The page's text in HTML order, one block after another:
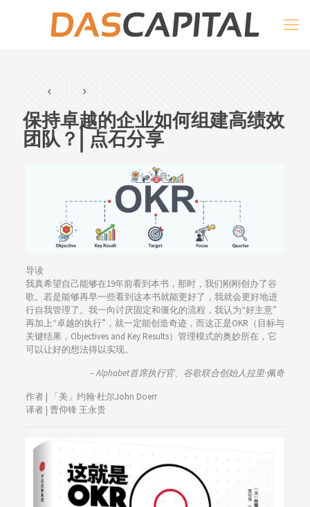
保持卓越的企业如何组建高绩效
团队？| 点石分享
导读
我真希望自己能够在19年前看到本书，那时，我们刚刚创办了谷
歌。若是能够再早一些看到这本书就能更好了，我就会更好地进
行自我管理了。我一向讨厌固定和僵化的流程，我认为“好主意”
再加上“卓越的执行”，就一定能创造奇迹，而这正是OKR（目标与
关键结果，Objectives and Key Results）管理模式的奥妙所在，它
可以让好的想法得以实现。
– Alphabet首席执行官、谷歌联合创始人拉里·佩奇
作者 | 「美」约翰·杜尔John Doerr
译者 | 曹仰锋 王永贵